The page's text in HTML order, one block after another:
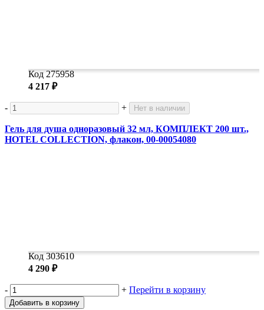
Код 275958
4 217 ₽
- + Нет в наличии
Гель для душа одноразовый 32 мл, КОМПЛЕКТ 200 шт.,
HOTEL COLLECTION, флакон, 00-00054080
Код 303610
4 290 ₽
- + Перейти в корзину
Добавить в корзину